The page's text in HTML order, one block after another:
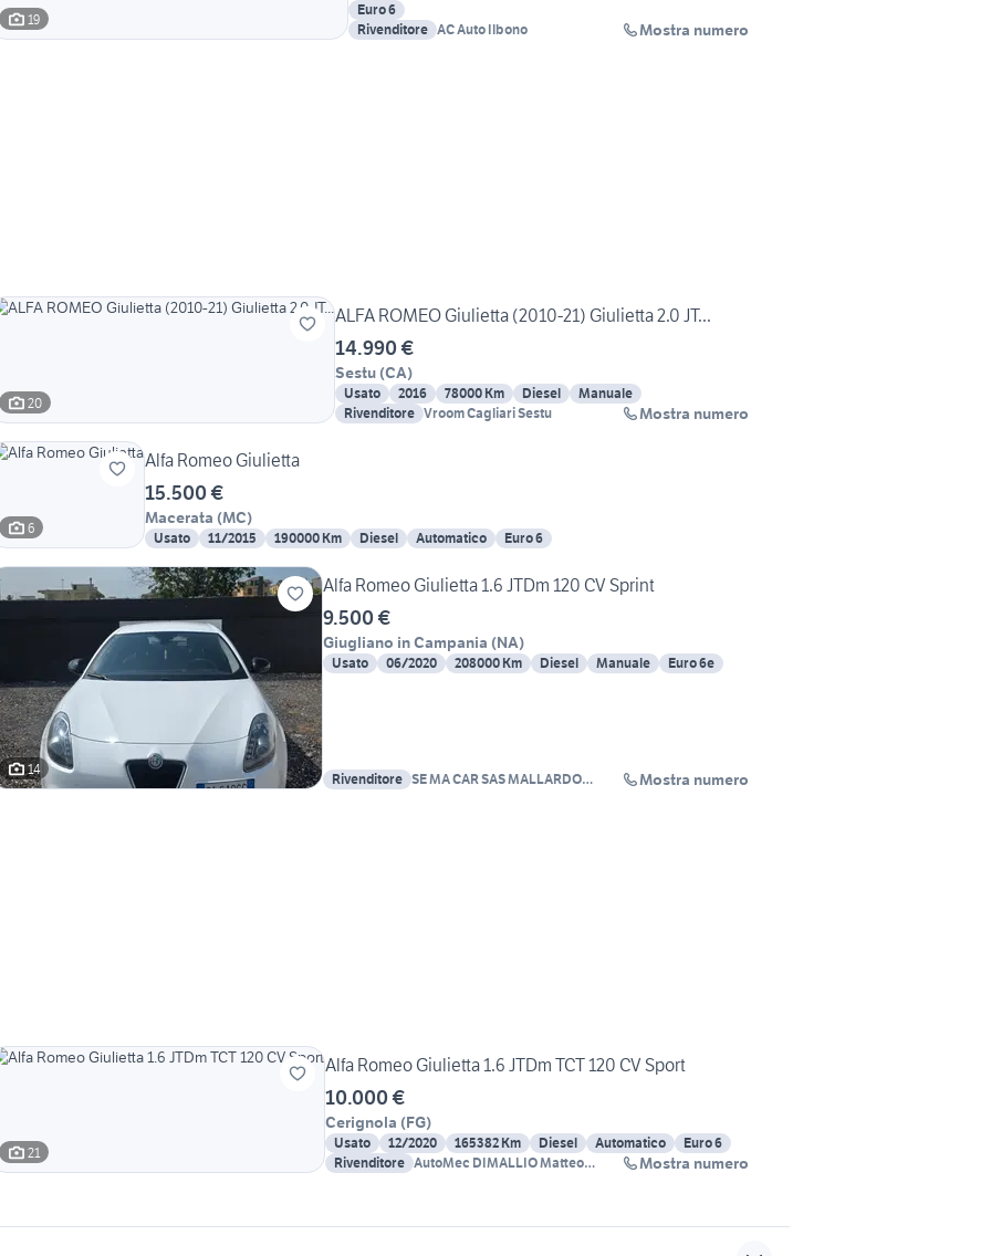
19
Euro 6
Rivenditore AC Auto Ilbono Mostra numero
20
ALFA ROMEO Giulietta (2010-21) Giulietta 2.0 JT...
14.990 €
Sestu (CA)
Usato 2016 78000 Km Diesel
Manuale
Rivenditore Vroom Cagliari Sestu Mostra numero
6
Alfa Romeo Giulietta
15.500 €
Macerata (MC)
Usato 11/2015 190000 Km Diesel Automatico Euro 6
14
Alfa Romeo Giulietta 1.6 JTDm 120 CV Sprint
9.500 €
Giugliano in Campania (NA)
Usato 06/2020 208000 Km Diesel Manuale Euro 6e
Rivenditore SE MA CAR SAS MALLARDO
Mostra numero
21
Alfa Romeo Giulietta 1.6 JTDm TCT 120 CV Sport
10.000 €
Cerignola (FG)
Usato 12/2020 165382 Km Diesel Automatico
Euro 6
Rivenditore AutoMec DIMALLIO Matteo
Mostra numero